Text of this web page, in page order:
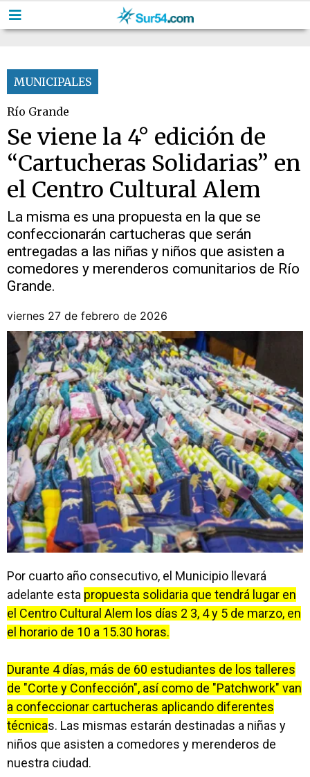
MUNICIPALES
Río Grande
Se viene la 4° edición de
“Cartucheras Solidarias” en
el Centro Cultural Alem
La misma es una propuesta en la que se
confeccionarán cartucheras que serán
entregadas a las niñas y niños que asisten a
comedores y merenderos comunitarios de Río
Grande.
viernes 27 de febrero de 2026
Por cuarto año consecutivo, el Municipio llevará
adelante esta propuesta solidaria que tendrá lugar en
el Centro Cultural Alem los días 2 3, 4 y 5 de marzo, en
el horario de 10 a 15.30 horas.
Durante 4 días, más de 60 estudiantes de los talleres
de "Corte y Confección", así como de "Patchwork" van
a confeccionar cartucheras aplicando diferentes
técnicas. Las mismas estarán destinadas a niñas y
niños que asisten a comedores y merenderos de
nuestra ciudad.